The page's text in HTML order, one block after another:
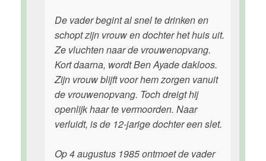
De vader begint al snel te drinken en
schopt zijn vrouw en dochter het huis uit.
Ze vluchten naar de vrouwenopvang.
Kort daarna, wordt Ben Ayade dakloos.
Zijn vrouw blijft voor hem zorgen vanuit
de vrouwenopvang. Toch dreigt hij
openlijk haar te vermoorden. Naar
verluidt, is de 12-jarige dochter een slet.
Op 4 augustus 1985 ontmoet de vader